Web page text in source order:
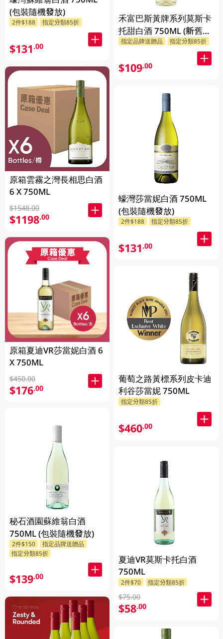
(包裝隨機發放)
2件$188 指定分類85折
$131.00
原箱雲霧之灣長相思白酒
6 X 750ML
$1548.00
$1198.00
原箱夏迪VR莎當妮白酒 6
X 750ML
$450.00
$176.00
秘石酒園蘇維翁白酒
750ML (包裝隨機發放)
2件$150
指定品牌送贈品
指定分類85折
$139.00
禾富巴斯黃牌系列莫斯卡
托甜白酒 750ML (新舊包
裝隨機發貨)
指定品牌送贈品 指定分類85折
$109.00
蠔灣莎當妮白酒 750ML
(包裝隨機發放)
2件$188 指定分類85折
$131.00
葡萄之路黃標系列皮卡迪
利谷莎當妮 750ML
指定分類85折
$460.00
夏迪VR莫斯卡托白酒
750ML
2件$70 指定分類85折
$75.00
$58.00